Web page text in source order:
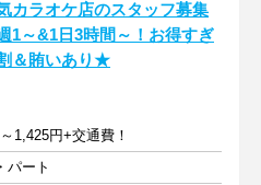
気カラオケ店のスタッフ募集
1～&1日3時間～！お得すぎ
＆賄いあり★
1,425円+交通費！
パート